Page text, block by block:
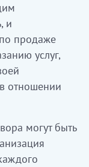
и
продаже
услуг,
отношении
могут быть